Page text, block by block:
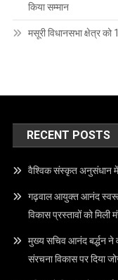
किया सम्मान
मसूरी विधानसभा क्षेत्र
RECENT POSTS
वैश्विक संस्कृत अनुसंधान में
गढ़वाल आयुक्त आनंद स्वरूप
विकास प्रस्तावों को मिली
मुख्य सचिव आनंद बर्द्धन ने
संरचना विकास पर दिया